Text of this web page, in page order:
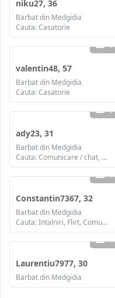
niku27, 36
Barbat din Medgidia
Cauta: Casatorie
3
valentin48, 57
Barbat din Medgidia
Cauta: Casatorie
3
ady23, 31
Barbat din Medgidia
Cauta: Comunicare / chat, Prietenie
1
Constantin7367, 32
Barbat din Medgidia
Cauta: Intalniri, Flirt, Comunicare / chat, Prietenie
1
Laurentiu7977, 30
Barbat din Medgidia